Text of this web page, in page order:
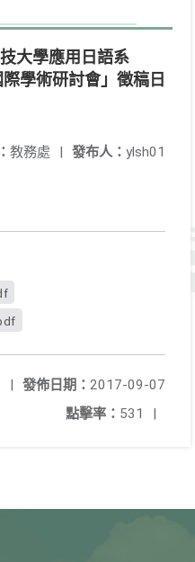
大學應用日語系
學術研討會」徵稿日
發布人： ylsh01
教務處 |
發佈日期： 2017-09-07
|
點擊率： 531 |